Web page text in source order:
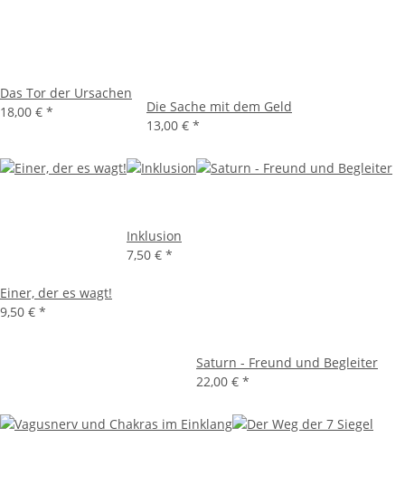
Das Tor der Ursachen
18,00 € *
Die Sache mit dem Geld
13,00 € *
Einer, der es wagt!
9,50 € *
Inklusion
7,50 € *
Saturn - Freund und Begleiter
22,00 € *